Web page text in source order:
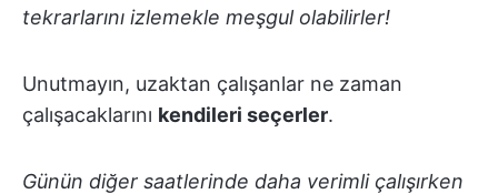
tekrarlarını izlemekle meşgul olabilirler!
Unutmayın, uzaktan çalışanlar ne zaman
çalışacaklarını kendileri seçerler.
Günün diğer saatlerinde daha verimli çalışırken